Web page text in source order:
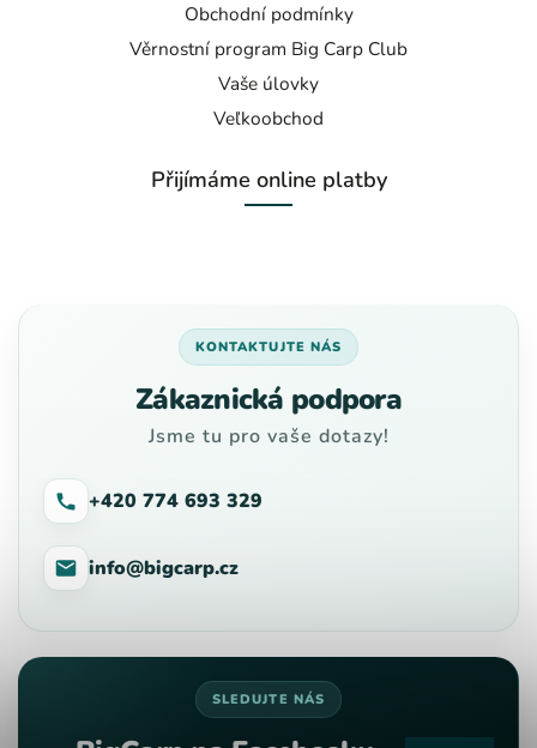
Obchodní podmínky
Věrnostní program Big Carp Club
Vaše úlovky
Veľkoobchod
Přijímáme online platby
KONTAKTUJTE NÁS
Zákaznická podpora
Jsme tu pro vaše dotazy!
+420 774 693 329
info@bigcarp.cz
SLEDUJTE NÁS